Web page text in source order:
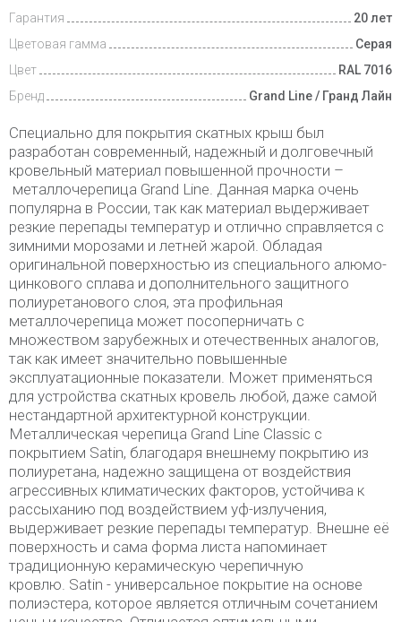
Гарантия
20 лет
Цветовая гамма
Серая
Цвет
RAL 7016
Бренд
Grand Line / Гранд Лайн
Специально для покрытия скатных крыш был
разработан современный, надежный и долговечный
кровельный материал повышенной прочности –
металлочерепица Grand Line. Данная марка очень
популярна в России, так как материал выдерживает
резкие перепады температур и отлично справляется с
зимними морозами и летней жарой. Обладая
оригинальной поверхностью из специального алюмо-
цинкового сплава и дополнительного защитного
полиуретанового слоя, эта профильная
металлочерепица может посоперничать с
множеством зарубежных и отечественных аналогов,
так как имеет значительно повышенные
эксплуатационные показатели. Может применяться
для устройства скатных кровель любой, даже самой
нестандартной архитектурной конструкции.
Металлическая черепица Grand Line Classic с
покрытием Satin, благодаря внешнему покрытию из
полиуретана, надежно защищена от воздействия
агрессивных климатических факторов, устойчива к
рассыханию под воздействием уф-излучения,
выдерживает резкие перепады температур. Внешне её
поверхность и сама форма листа напоминает
традиционную керамическую черепичную
кровлю. Satin - универсальное покрытие на основе
полиэстера, которое является отличным сочетанием